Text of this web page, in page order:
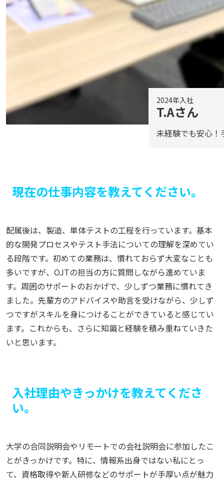
2024年入社
T.Aさん
未経験でも安心！
現在の仕事内容を教えてください。
配属後は、製造、単体テストの工程を行っています。基本
的な開発プロセスやテスト手法についての理解を深めてい
る段階です。初めての業務は、慣れておらず大変なことも
多いですが、OJTの担当の方に質問しながら進めていま
す。周囲のサポートのおかげで、少しずつ業務に慣れてき
ました。先輩方のアドバイスや助言を受けながら、少しず
つですがスキルを身につけることができていると感じてい
ます。これからも、さらに知識と経験を積み重ねていきた
いと思います。
入社理由やきっかけを教えてくださ
い。
大学の合同説明会やリモートでの会社説明会に参加したこ
とがきっかけです。特に、情報系出身ではない私にとっ
て、資格取得や新人研修などのサポートが手厚い点が魅力